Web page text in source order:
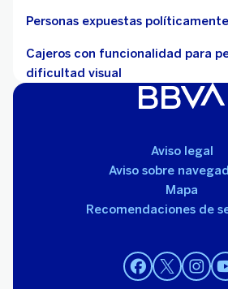
Personas expuestas políticamente
Cajeros con funcionalidad para
dificultad visual
Aviso legal
Aviso sobre
Mapa
Recomendaciones de